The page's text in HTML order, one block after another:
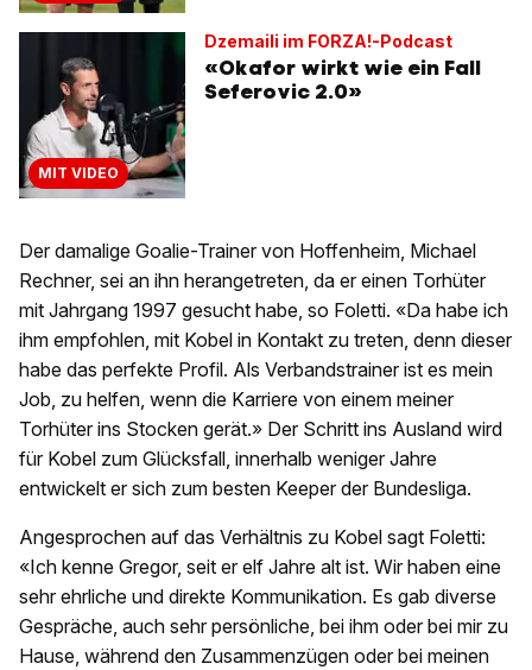
MIT VIDEO
Dzemaili im FORZA!-Podcast
«Okafor wirkt wie ein Fall
Seferovic 2.0»
Der damalige Goalie-Trainer von Hoffenheim, Michael
Rechner, sei an ihn herangetreten, da er einen Torhüter
mit Jahrgang 1997 gesucht habe, so Foletti. «Da habe ich
ihm empfohlen, mit Kobel in Kontakt zu treten, denn dieser
habe das perfekte Profil. Als Verbandstrainer ist es mein
Job, zu helfen, wenn die Karriere von einem meiner
Torhüter ins Stocken gerät.» Der Schritt ins Ausland wird
für Kobel zum Glücksfall, innerhalb weniger Jahre
entwickelt er sich zum besten Keeper der Bundesliga.
Angesprochen auf das Verhältnis zu Kobel sagt Foletti:
«Ich kenne Gregor, seit er elf Jahre alt ist. Wir haben eine
sehr ehrliche und direkte Kommunikation. Es gab diverse
Gespräche, auch sehr persönliche, bei ihm oder bei mir zu
Hause, während den Zusammenzügen oder bei meinen